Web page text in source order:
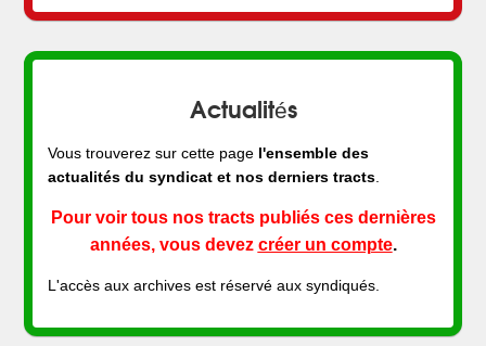
Actualités
Vous trouverez sur cette page l'ensemble des
actualités du syndicat et nos derniers tracts
Pour voir tous nos tracts publiés ces dernières
années, vous devez créer un compte.
L'accès aux archives est réservé aux syndiqués.